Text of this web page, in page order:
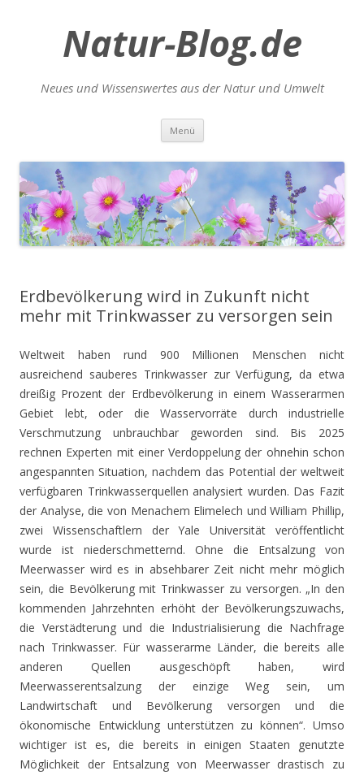
Natur-Blog.de
Neues und Wissenswertes aus der Natur und Umwelt
Menü Zum
springen
Erdbevölkerung wird in Zukunft nicht
mehr mit Trinkwasser zu versorgen sein
Weltweit haben rund 900 Millionen Menschen nicht
ausreichend sauberes Trinkwasser zur Verfügung, da etwa
dreißig Prozent der Erdbevölkerung in einem Wasserarmen
Gebiet lebt, oder die Wasservorräte durch industrielle
Verschmutzung unbrauchbar geworden sind. Bis 2025
rechnen Experten mit einer Verdoppelung der ohnehin schon
angespannten Situation, nachdem das Potential der weltweit
verfügbaren Trinkwasserquellen analysiert wurden. Das Fazit
der Analyse, die von Menachem Elimelech und William Phillip,
zwei Wissenschaftlern der Yale Universität veröffentlicht
wurde ist niederschmetternd. Ohne die Entsalzung von
Meerwasser wird es in absehbarer Zeit nicht mehr möglich
sein, die Bevölkerung mit Trinkwasser zu versorgen. „In den
kommenden Jahrzehnten erhöht der Bevölkerungszuwachs,
die Verstädterung und die Industrialisierung die Nachfrage
nach Trinkwasser. Für wasserarme Länder, die bereits alle
anderen Quellen ausgeschöpft haben, wird
Meerwasserentsalzung der einzige Weg sein, um
Landwirtschaft und Bevölkerung versorgen und die
ökonomische Entwicklung unterstützen zu können“. Umso
wichtiger ist es, die bereits in einigen Staaten genutzte
Möglichkeit der Entsalzung von Meerwasser drastisch zu